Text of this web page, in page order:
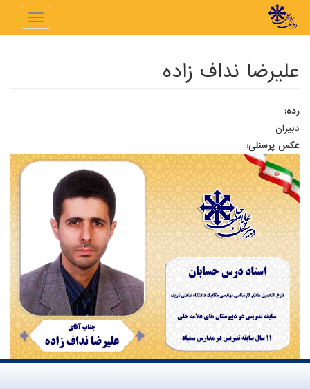
رفتن به محتوای اصلی
Toggle
علیرضا نداف زاده
رده:
دبیران
عکس پرسنلی: